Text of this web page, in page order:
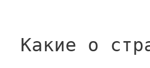
Какие о